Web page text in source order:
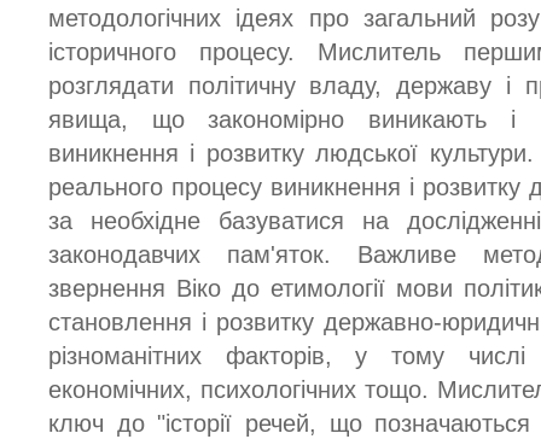
методологічних ідеях про загальний
історичного процесу. Мислитель
розглядати політичну владу, державу і
явища, що закономірно виникають і
виникнення і розвитку людської
реального процесу виникнення і розвитку
за необхідне базуватися на
законодавчих пам'яток. Важливе
звернення Віко до етимології мови
становлення і розвитку державно-
різноманітних факторів, у тому числі
економічних, психологічних тощо.
ключ до "історії речей, що